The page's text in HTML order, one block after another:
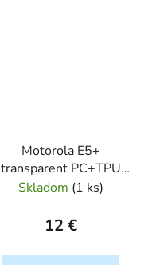
Motorola E5+
transparent PC+TPU
360
Skladom (1 ks)
12 €